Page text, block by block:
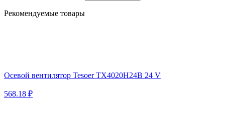
Рекомендуемые товары
Осевой вентилятор Tesoer TX4020H24B 24 V
568.18 ₽